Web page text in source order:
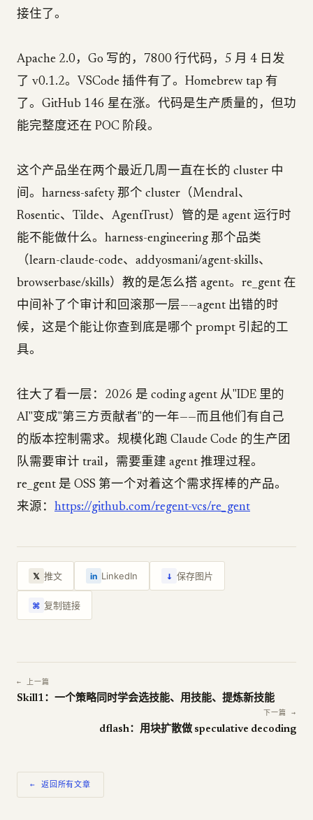
接住了。
Apache 2.0，Go 写的，7800 行代码，5 月 4 日发
了 v0.1.2。VSCode 插件有了。Homebrew tap 有
了。GitHub 146 星在涨。代码是生产质量的，但功
能完整度还在 POC 阶段。
这个产品坐在两个最近几周一直在长的 cluster 中
间。harness-safety 那个 cluster（Mendral、
Rosentic、Tilde、AgentTrust）管的是 agent 运行时
能不能做什么。harness-engineering 那个品类
（learn-claude-code、addyosmani/agent-skills、
browserbase/skills）教的是怎么搭 agent。re_gent 在
中间补了个审计和回滚那一层——agent 出错的时
候，这是个能让你查到底是哪个 prompt 引起的工
具。
往大了看一层：2026 是 coding agent 从"IDE 里的
AI"变成"第三方贡献者"的一年——而且他们有自己
的版本控制需求。规模化跑 Claude Code 的生产团
队需要审计 trail，需要重建 agent 推理过程。
re_gent 是 OSS 第一个对着这个需求挥棒的产品。
来源： https://github.com/regent-vcs/re_gent
𝕏 推文 in LinkedIn ↓ 保存图片
⌘ 复制链接
← 上一篇
Skill1：一个策略同时学会选技能、用技能、提炼新技能
下一篇 →
dflash：用块扩散做 speculative decoding
← 返回所有文章